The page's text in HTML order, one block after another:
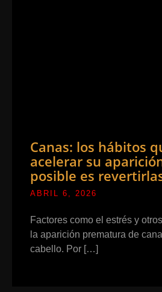
Canas: los hábitos
acelerar su
posible es
ABRIL 6, 2026
Factores como el estrés y
la aparición prematura de
cabello. Por […]